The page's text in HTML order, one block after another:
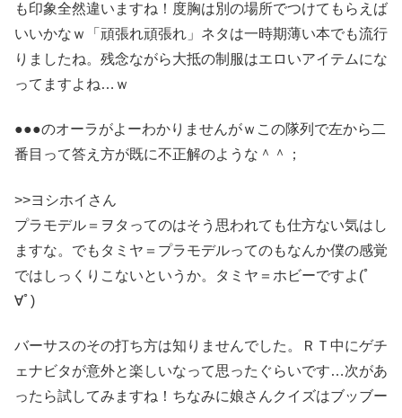
も印象全然違いますね！度胸は別の場所でつけてもらえば
いいかなｗ「頑張れ頑張れ」ネタは一時期薄い本でも流行
りましたね。残念ながら大抵の制服はエロいアイテムにな
ってますよね…ｗ
●●●のオーラがよーわかりませんがｗこの隊列で左から二
番目って答え方が既に不正解のような＾＾；
>>ヨシホイさん
プラモデル＝ヲタってのはそう思われても仕方ない気はし
ますな。でもタミヤ＝プラモデルってのもなんか僕の感覚
ではしっくりこないというか。タミヤ＝ホビーですよ(ﾟ
∀ﾟ)
バーサスのその打ち方は知りませんでした。ＲＴ中にゲチ
ェナビタが意外と楽しいなって思ったぐらいです…次があ
ったら試してみますね！ちなみに娘さんクイズはブッブー